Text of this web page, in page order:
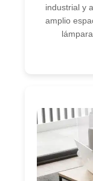
industrial y
amplio